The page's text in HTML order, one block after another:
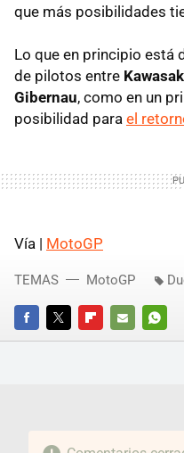
que más posibilidades
Lo que en principio está
de pilotos entre
Gibernau, como en un
posibilidad para el
Vía | MotoGP
FACEBOOKTWITTERFLIPBOARD
E-
TEMAS MotoGP